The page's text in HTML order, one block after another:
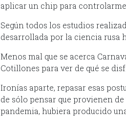
aplicar un chip para controlarme
Según todos los estudios
desarrollada por la ciencia rusa
Menos mal que se acerca
Cotillones para ver de qué se
Ironías aparte, repasar esas
de sólo pensar que provienen
pandemia, hubiera producido